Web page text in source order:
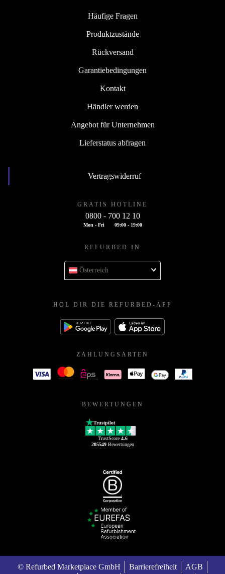
Häufige Fragen
Produktzustände
Rückversand
Garantiebedingungen
Kontakt
Händler werden
Angebot für Unternehmen
Lieferstatus abfragen
Vertragswiderruf
GRATIS HOTLINE
0800 - 700 12 10
Mon - Fri 09:00 - 19:00
REFURBED IN
Österreich
HOL DIR DIE REFURBED-APP
ZAHLUNGSARTEN
BEWERTUNGEN
Trustpilot
TrustScore 4.6
205549Bewertungen
© Refurbed Marketplace GmbH Barrierefreiheit AGB